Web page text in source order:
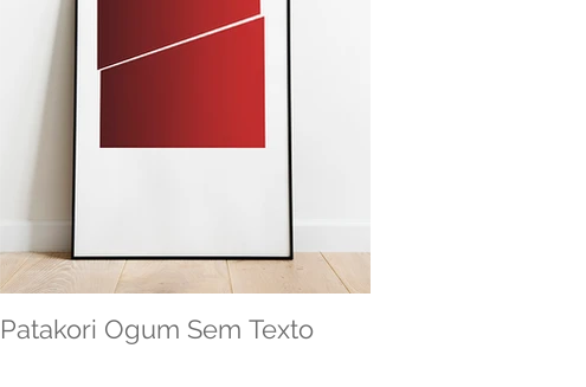
Patakori Ogum Sem Texto